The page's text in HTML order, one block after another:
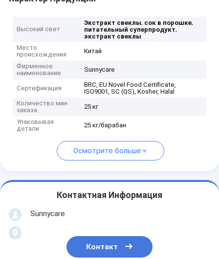
Высокий свет
Экстракт свеклы, сок в порошке,
питательный суперпродукт,
экстракт свеклы
Место
происхождения
Китай
Фирменное
наименование
Sunnycare
Сертификация
BRC, EU Novel Food Certificate,
ISO9001, SC (QS), Kosher, Halal
Количество мин
заказа
25 кг
Упаковывая
детали
25 кг/барабан
Осмотрите больше
Контактная Информация
Sunnycare
Контакт